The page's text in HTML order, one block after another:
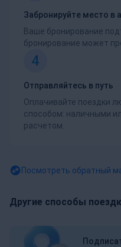
Забронируйте место в
Ваше бронирование
бронирование может
4
Отправляйтесь в путь
Оплачивайте поездки
способом: наличными
расчетом.
Посмотреть обратный
Другие способы